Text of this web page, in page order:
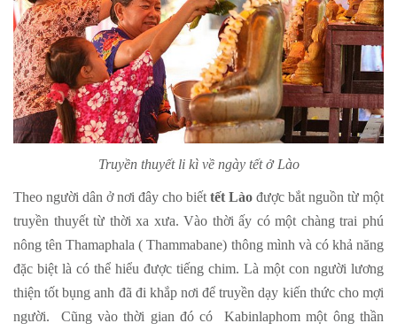
Truyền thuyết li kì về ngày tết ở Lào
Theo người dân ở nơi đây cho biết tết Lào được bắt nguồn từ một
truyền thuyết từ thời xa xưa. Vào thời ấy có một chàng trai phú
nông tên Thamaphala ( Thammabane) thông mình và có khả năng
đặc biệt là có thể hiểu được tiếng chim. Là một con người lương
thiện tốt bụng anh đã đi khắp nơi để truyền dạy kiến thức cho mợi
người. Cũng vào thời gian đó có Kabinlaphom một ông thần